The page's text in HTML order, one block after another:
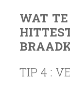
WAT
TIP 4 :